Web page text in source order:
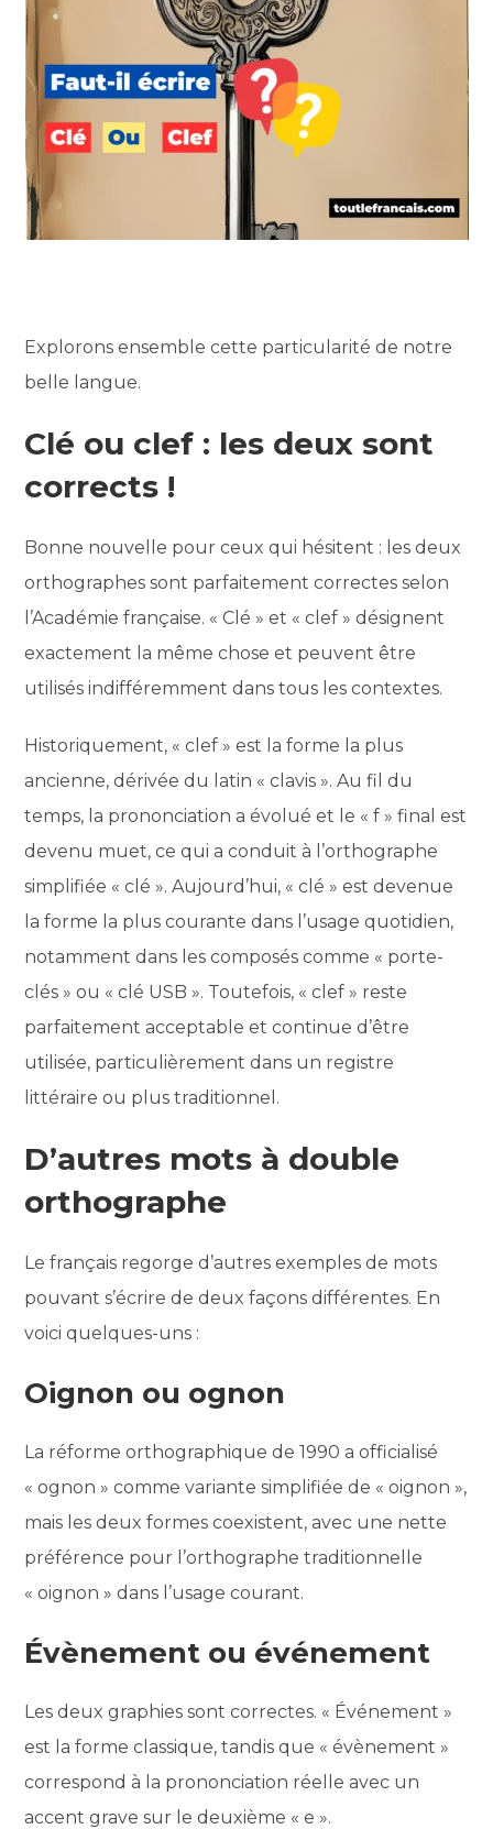
Explorons ensemble cette particularité de notre
belle langue.
Clé ou clef : les deux sont
corrects !
Bonne nouvelle pour ceux qui hésitent : les deux
orthographes sont parfaitement correctes selon
l’Académie française. « Clé » et « clef » désignent
exactement la même chose et peuvent être
utilisés indifféremment dans tous les contextes.
Historiquement, « clef » est la forme la plus
ancienne, dérivée du latin « clavis ». Au fil du
temps, la prononciation a évolué et le « f » final est
devenu muet, ce qui a conduit à l’orthographe
simplifiée « clé ». Aujourd’hui, « clé » est devenue
la forme la plus courante dans l’usage quotidien,
notamment dans les composés comme « porte-
clés » ou « clé USB ». Toutefois, « clef » reste
parfaitement acceptable et continue d’être
utilisée, particulièrement dans un registre
littéraire ou plus traditionnel.
D’autres mots à double
orthographe
Le français regorge d’autres exemples de mots
pouvant s’écrire de deux façons différentes. En
voici quelques-uns :
Oignon ou ognon
La réforme orthographique de 1990 a officialisé
« ognon » comme variante simplifiée de « oignon »,
mais les deux formes coexistent, avec une nette
préférence pour l’orthographe traditionnelle
« oignon » dans l’usage courant.
Évènement ou événement
Les deux graphies sont correctes. « Événement »
est la forme classique, tandis que « évènement »
correspond à la prononciation réelle avec un
accent grave sur le deuxième « e ».